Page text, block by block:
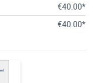
€40.00*
€40.00*